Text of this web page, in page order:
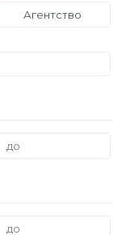
Агентство